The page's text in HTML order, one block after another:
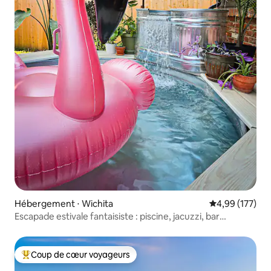
Hébergement ⋅ Wichita Évaluation
4,99 (177)
Escapade estivale fantaisiste : piscine, jacuzzi, bar
Coups de cœur voyageurs les plus appréciés
Coup de cœur voyageurs